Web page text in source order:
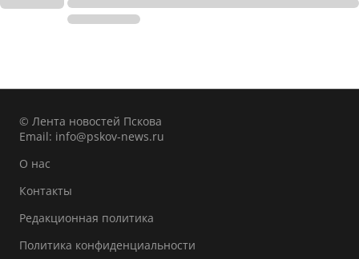
© Лента новостей Пскова
Email: info@pskov-news.ru
О нас
Контакты
Редакционная политика
Политика конфиденциальности